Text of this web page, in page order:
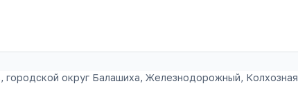
городской округ Балашиха, Железнодорожный, Колхозная